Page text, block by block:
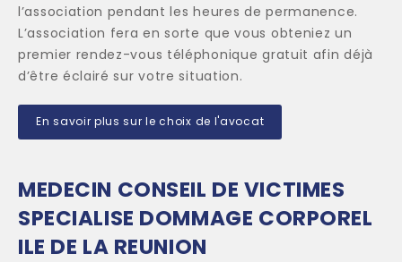
l’association pendant les heures de permanence.
L’association fera en sorte que vous obteniez un
premier rendez-vous téléphonique gratuit afin déjà
d’être éclairé sur votre situation.
En savoir plus sur le choix de l'avocat
MEDECIN CONSEIL DE VICTIMES
SPECIALISE DOMMAGE CORPOREL
ILE DE LA REUNION